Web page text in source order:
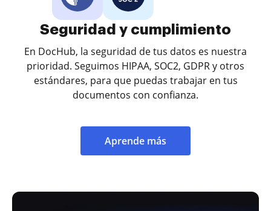
Seguridad y cumplimiento
En DocHub, la seguridad de tus datos es nuestra
prioridad. Seguimos HIPAA, SOC2, GDPR y otros
estándares, para que puedas trabajar en tus
documentos con confianza.
Aprende más